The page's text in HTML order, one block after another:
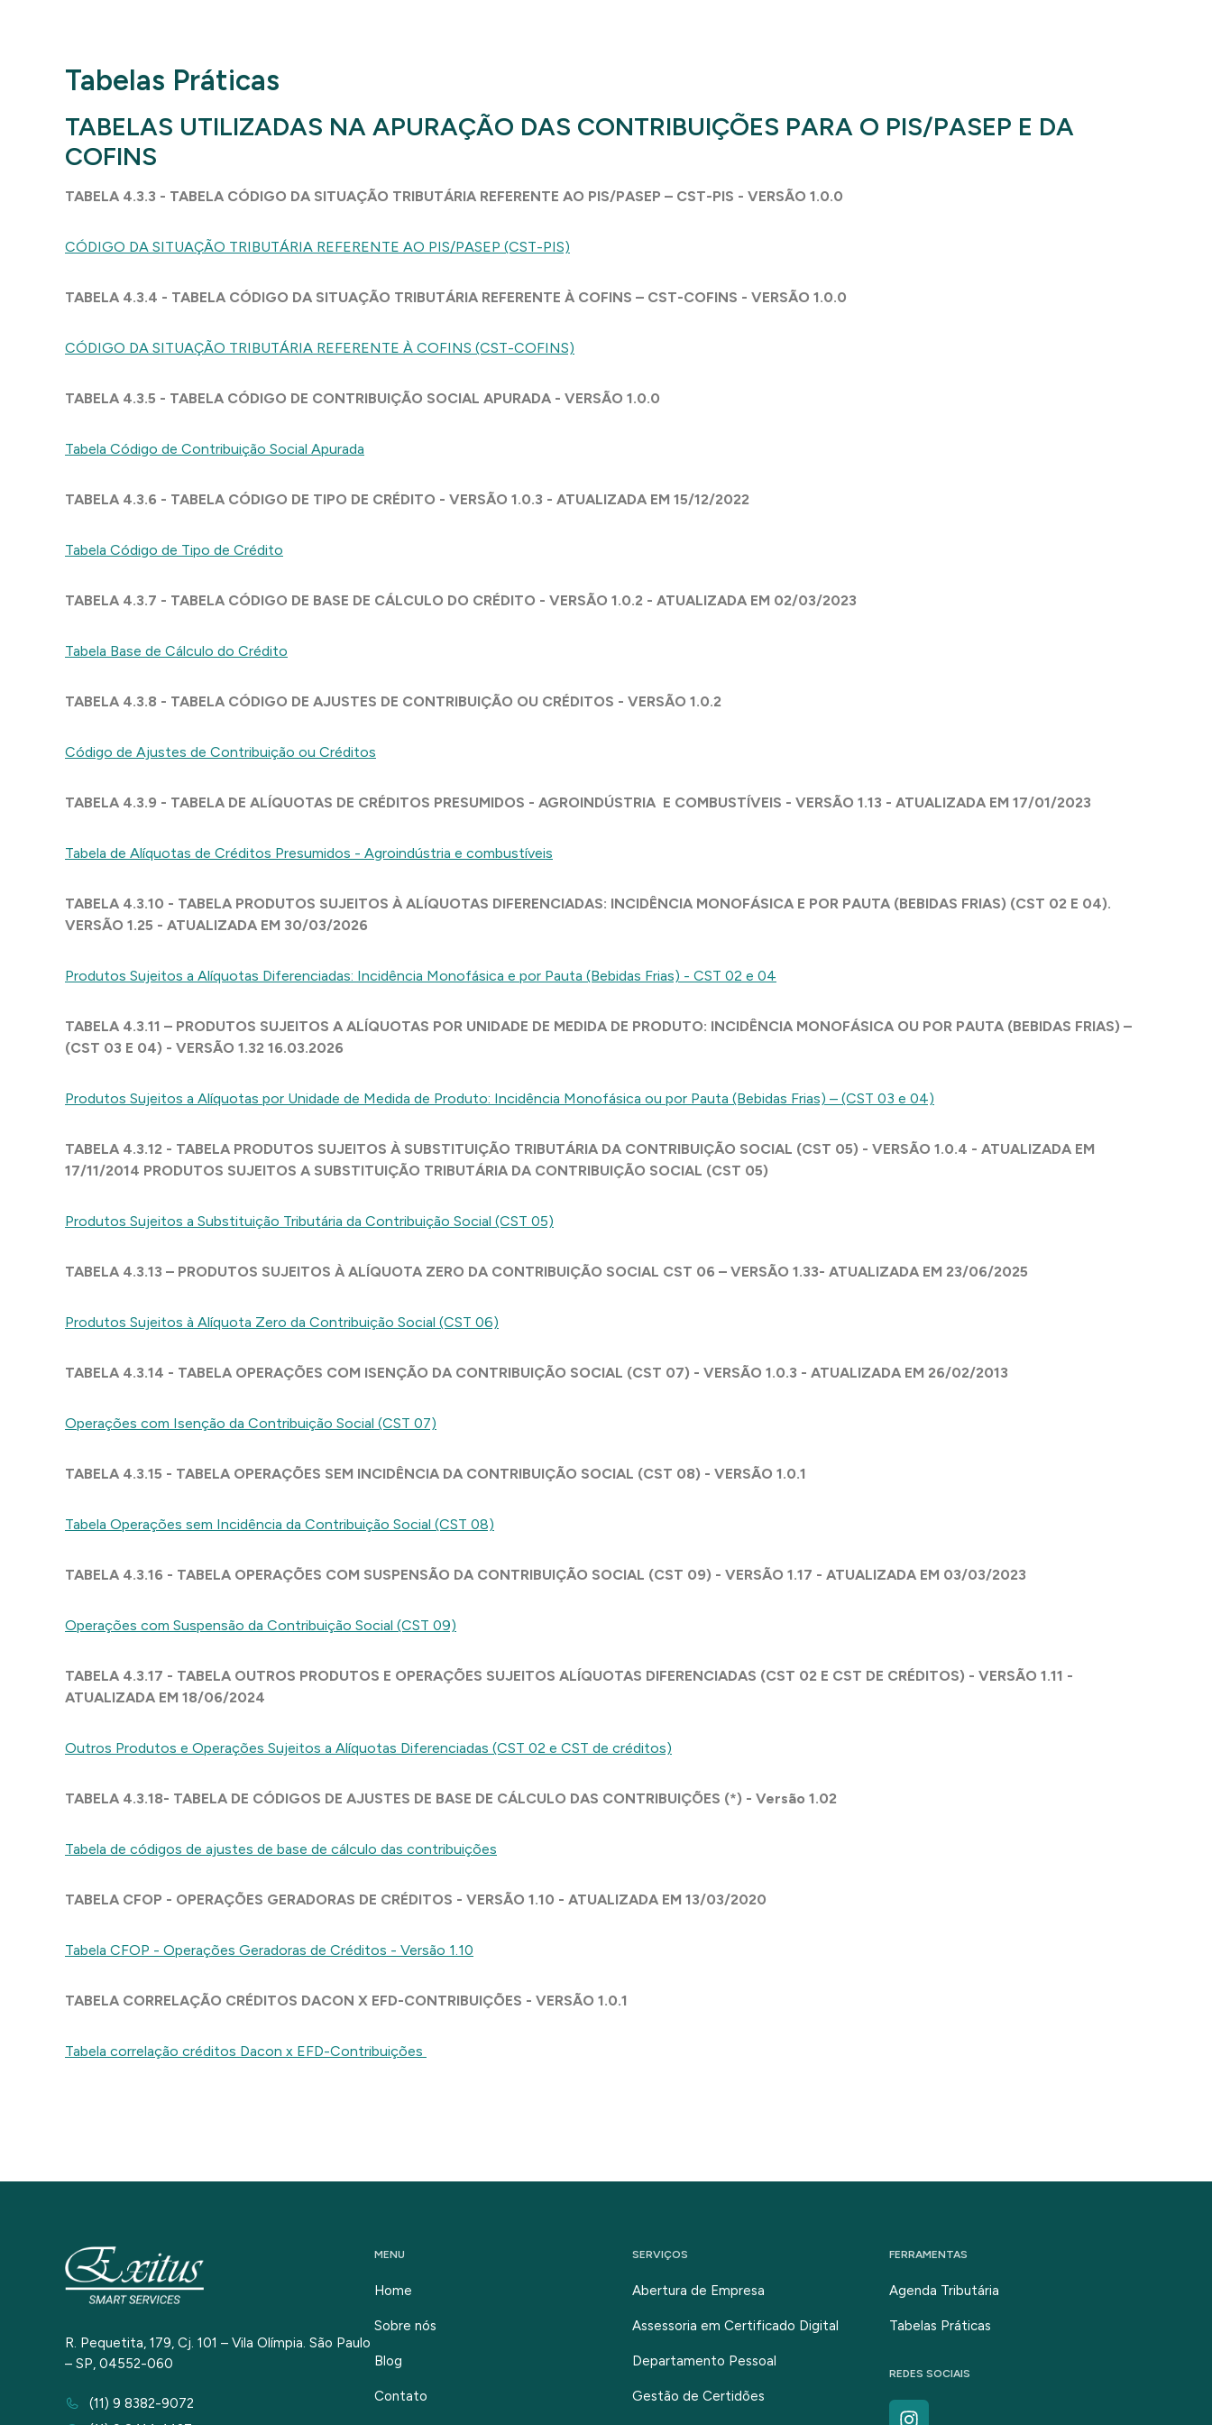
Tabelas Práticas
TABELAS UTILIZADAS NA APURAÇÃO DAS CONTRIBUIÇÕES PARA O PIS/PASEP E DA
COFINS
TABELA 4.3.3 - TABELA CÓDIGO DA SITUAÇÃO TRIBUTÁRIA REFERENTE AO PIS/PASEP – CST-PIS - VERSÃO 1.0.0
CÓDIGO DA SITUAÇÃO TRIBUTÁRIA REFERENTE AO PIS/PASEP (CST-PIS)
TABELA 4.3.4 - TABELA CÓDIGO DA SITUAÇÃO TRIBUTÁRIA REFERENTE À COFINS – CST-COFINS - VERSÃO 1.0.0
CÓDIGO DA SITUAÇÃO TRIBUTÁRIA REFERENTE À COFINS (CST-COFINS)
TABELA 4.3.5 - TABELA CÓDIGO DE CONTRIBUIÇÃO SOCIAL APURADA - VERSÃO 1.0.0
Tabela Código de Contribuição Social Apurada
TABELA 4.3.6 - TABELA CÓDIGO DE TIPO DE CRÉDITO - VERSÃO 1.0.3 - ATUALIZADA EM 15/12/2022
Tabela Código de Tipo de Crédito
TABELA 4.3.7 - TABELA CÓDIGO DE BASE DE CÁLCULO DO CRÉDITO - VERSÃO 1.0.2 - ATUALIZADA EM 02/03/2023
Tabela Base de Cálculo do Crédito
TABELA 4.3.8 - TABELA CÓDIGO DE AJUSTES DE CONTRIBUIÇÃO OU CRÉDITOS - VERSÃO 1.0.2
Código de Ajustes de Contribuição ou Créditos
TABELA 4.3.9 - TABELA DE ALÍQUOTAS DE CRÉDITOS PRESUMIDOS - AGROINDÚSTRIA E COMBUSTÍVEIS - VERSÃO 1.13 - ATUALIZADA EM 17/01/2023
Tabela de Alíquotas de Créditos Presumidos - Agroindústria e combustíveis
TABELA 4.3.10 - TABELA PRODUTOS SUJEITOS À ALÍQUOTAS DIFERENCIADAS: INCIDÊNCIA MONOFÁSICA E POR PAUTA (BEBIDAS FRIAS) (CST 02 E 04).
VERSÃO 1.25 - ATUALIZADA EM 30/03/2026
Produtos Sujeitos a Alíquotas Diferenciadas: Incidência Monofásica e por Pauta (Bebidas Frias) - CST 02 e 04
TABELA 4.3.11 – PRODUTOS SUJEITOS A ALÍQUOTAS POR UNIDADE DE MEDIDA DE PRODUTO: INCIDÊNCIA MONOFÁSICA OU POR PAUTA (BEBIDAS FRIAS) –
(CST 03 E 04) - VERSÃO 1.32 16.03.2026
Produtos Sujeitos a Alíquotas por Unidade de Medida de Produto: Incidência Monofásica ou por Pauta (Bebidas Frias) – (CST 03 e 04)
TABELA 4.3.12 - TABELA PRODUTOS SUJEITOS À SUBSTITUIÇÃO TRIBUTÁRIA DA CONTRIBUIÇÃO SOCIAL (CST 05) - VERSÃO 1.0.4 - ATUALIZADA EM
17/11/2014 PRODUTOS SUJEITOS A SUBSTITUIÇÃO TRIBUTÁRIA DA CONTRIBUIÇÃO SOCIAL (CST 05)
Produtos Sujeitos a Substituição Tributária da Contribuição Social (CST 05)
TABELA 4.3.13 – PRODUTOS SUJEITOS À ALÍQUOTA ZERO DA CONTRIBUIÇÃO SOCIAL CST 06 – VERSÃO 1.33- ATUALIZADA EM 23/06/2025
Produtos Sujeitos à Alíquota Zero da Contribuição Social (CST 06)
TABELA 4.3.14 - TABELA OPERAÇÕES COM ISENÇÃO DA CONTRIBUIÇÃO SOCIAL (CST 07) - VERSÃO 1.0.3 - ATUALIZADA EM 26/02/2013
Operações com Isenção da Contribuição Social (CST 07)
TABELA 4.3.15 - TABELA OPERAÇÕES SEM INCIDÊNCIA DA CONTRIBUIÇÃO SOCIAL (CST 08) - VERSÃO 1.0.1
Tabela Operações sem Incidência da Contribuição Social (CST 08)
TABELA 4.3.16 - TABELA OPERAÇÕES COM SUSPENSÃO DA CONTRIBUIÇÃO SOCIAL (CST 09) - VERSÃO 1.17 - ATUALIZADA EM 03/03/2023
Operações com Suspensão da Contribuição Social (CST 09)
TABELA 4.3.17 - TABELA OUTROS PRODUTOS E OPERAÇÕES SUJEITOS ALÍQUOTAS DIFERENCIADAS (CST 02 E CST DE CRÉDITOS) - VERSÃO 1.11 -
ATUALIZADA EM 18/06/2024
Outros Produtos e Operações Sujeitos a Alíquotas Diferenciadas (CST 02 e CST de créditos)
TABELA 4.3.18- TABELA DE CÓDIGOS DE AJUSTES DE BASE DE CÁLCULO DAS CONTRIBUIÇÕES (*) - Versão 1.02
Tabela de códigos de ajustes de base de cálculo das contribuições
TABELA CFOP - OPERAÇÕES GERADORAS DE CRÉDITOS - VERSÃO 1.10 - ATUALIZADA EM 13/03/2020
Tabela CFOP - Operações Geradoras de Créditos - Versão 1.10
TABELA CORRELAÇÃO CRÉDITOS DACON X EFD-CONTRIBUIÇÕES - VERSÃO 1.0.1
Tabela correlação créditos Dacon x EFD-Contribuições
R. Pequetita, 179, Cj. 101 – Vila Olímpia. São Paulo
– SP, 04552-060
(11) 9 8382-9072
MENU
Home
Sobre nós
Blog
Contato
SERVIÇOS
Abertura de Empresa
Assessoria em Certificado Digital
Departamento Pessoal
Gestão de Certidões
FERRAMENTAS
Agenda Tributária
Tabelas Práticas
REDES SOCIAIS